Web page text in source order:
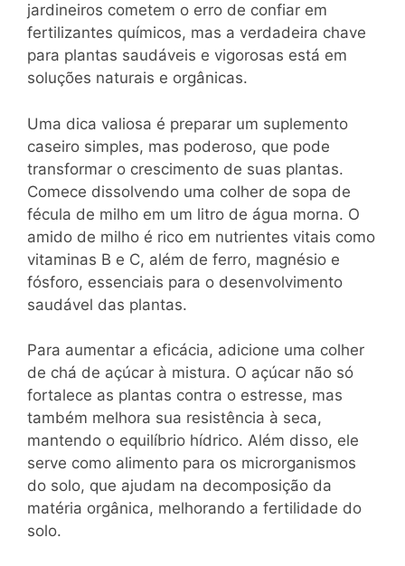
jardineiros cometem o erro de confiar em
fertilizantes químicos, mas a verdadeira chave
para plantas saudáveis e vigorosas está em
soluções naturais e orgânicas.
Uma dica valiosa é preparar um suplemento
caseiro simples, mas poderoso, que pode
transformar o crescimento de suas plantas.
Comece dissolvendo uma colher de sopa de
fécula de milho em um litro de água morna. O
amido de milho é rico em nutrientes vitais como
vitaminas B e C, além de ferro, magnésio e
fósforo, essenciais para o desenvolvimento
saudável das plantas.
Para aumentar a eficácia, adicione uma colher
de chá de açúcar à mistura. O açúcar não só
fortalece as plantas contra o estresse, mas
também melhora sua resistência à seca,
mantendo o equilíbrio hídrico. Além disso, ele
serve como alimento para os microrganismos
do solo, que ajudam na decomposição da
matéria orgânica, melhorando a fertilidade do
solo.